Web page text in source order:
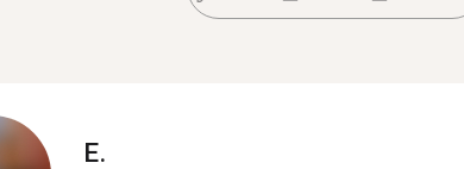
E.